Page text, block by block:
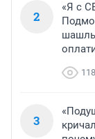
2
«Я с
3